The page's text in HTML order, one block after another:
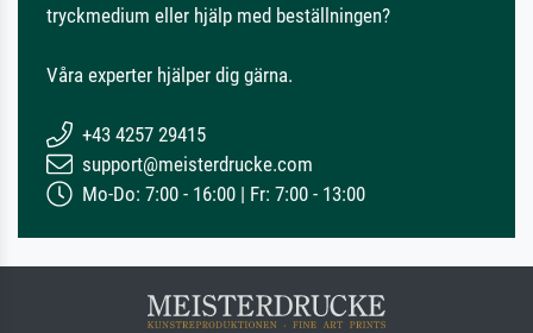
tryckmedium eller hjälp med beställningen?
Våra experter hjälper dig gärna.
+43 4257 29415
support@meisterdrucke.com
Mo-Do: 7:00 - 16:00 | Fr: 7:00 - 13:00